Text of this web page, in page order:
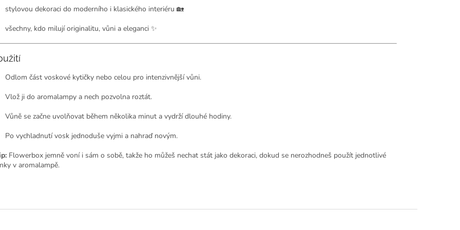
stylovou dekoraci do moderního i klasického interiéru 🏡
všechny, kdo milují originalitu, vůni a eleganci ✨
Odlom část voskové kytičky nebo celou pro intenzivnější vůni.
Vlož ji do aromalampy a nech pozvolna roztát.
Vůně se začne uvolňovat během několika minut a vydrží dlouhé hodiny.
Po vychladnutí vosk jednoduše vyjmi a nahraď novým.
Flowerbox jemně voní i sám o sobě, takže ho můžeš nechat stát jako dekoraci, dokud se nerozhodneš použít jednotlivé
v aromalampě.